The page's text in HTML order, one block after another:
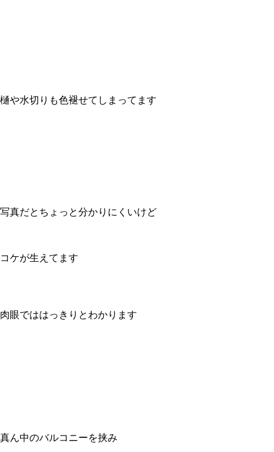
樋や水切りも色褪せてしまってます
写真だとちょっと分かりにくいけど
コケが生えてます
肉眼でははっきりとわかります
真ん中のバルコニーを挟み